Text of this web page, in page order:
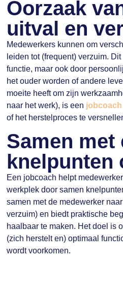
Oorzaak
uitval en
Medewerkers kunnen om
leiden tot (frequent) verzuim.
functie, maar ook door
het ouder worden of andere
moeite heeft om zijn
naar het werk), is een jobcoach
of het herstelproces te
Samen met
knelpunten
Een jobcoach helpt
werkplek door samen
samen met de medewerker
verzuim) en biedt praktische
haalbaar te maken. Het doel is
(zich herstelt en) optimaal
wordt voorkomen.